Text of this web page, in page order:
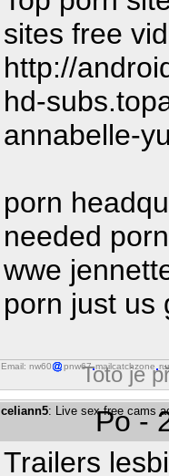
sites free
http://
hd-
annabelle-
porn
needed
wwe
porn just us
Email: nw60 pnw67 mailcatchzone
Toto je
celiann5: Live sex free cams
Po -
Trailers